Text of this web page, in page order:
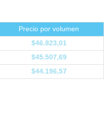
Precio por volumen
$46.823,01
$45.507,69
$44.196,57